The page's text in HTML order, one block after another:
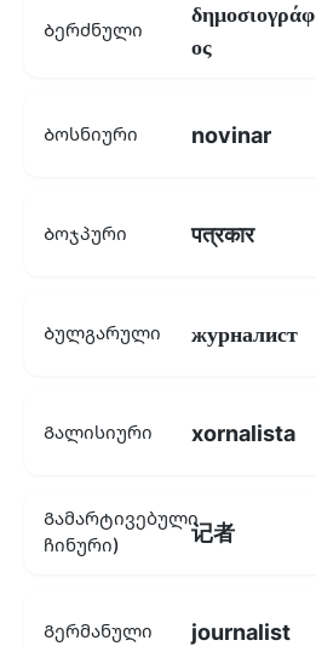
Ბერძნული
δημοσιογράφ
ος
Ბოსნიური novinar
Ბოჯპური पत्रकार
Ბულგარული журналист
Გალისიური xornalista
Გამარტივებული
ჩინური)
记者
Გერმანული journalist